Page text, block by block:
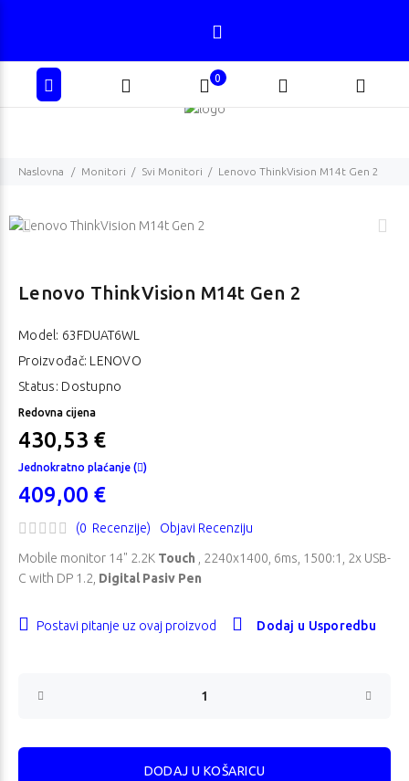
0
Naslovna Monitori Svi Monitori Lenovo ThinkVision M14t Gen 2
Lenovo ThinkVision M14t Gen 2
Model: 63FDUAT6WL
Proizvođač: LENOVO
Status: Dostupno
Redovna cijena
430,53 €
Jednokratno plaćanje ( )
409,00 €
(0 Recenzije) Objavi Recenziju
Mobile monitor 14" 2.2K Touch
, 2240x1400, 6ms, 1500:1, 2x USB-
C with DP 1.2, Digital Pasiv Pen
Postavi pitanje uz ovaj proizvod Dodaj u Usporedbu